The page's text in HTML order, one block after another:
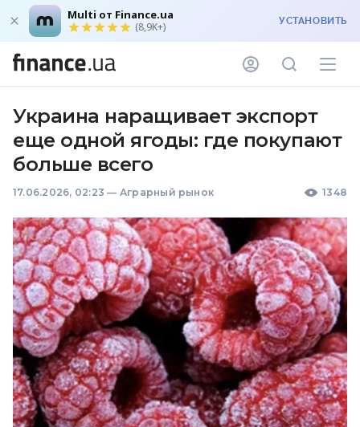
Multi от Finance.ua
(8,9K+) УСТАНОВИТЬ
Украина наращивает экспорт
еще одной ягоды: где покупают
больше всего
17.06.2026, 02:23 — Аграрный рынок 1348